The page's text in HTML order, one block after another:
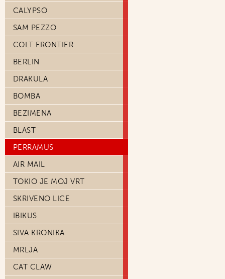
CALYPSO
SAM PEZZO
COLT FRONTIER
BERLIN
DRAKULA
BOMBA
BEZIMENA
BLAST
PERRAMUS
AIR MAIL
TOKIO JE MOJ VRT
SKRIVENO LICE
IBIKUS
SIVA KRONIKA
MRLJA
CAT CLAW